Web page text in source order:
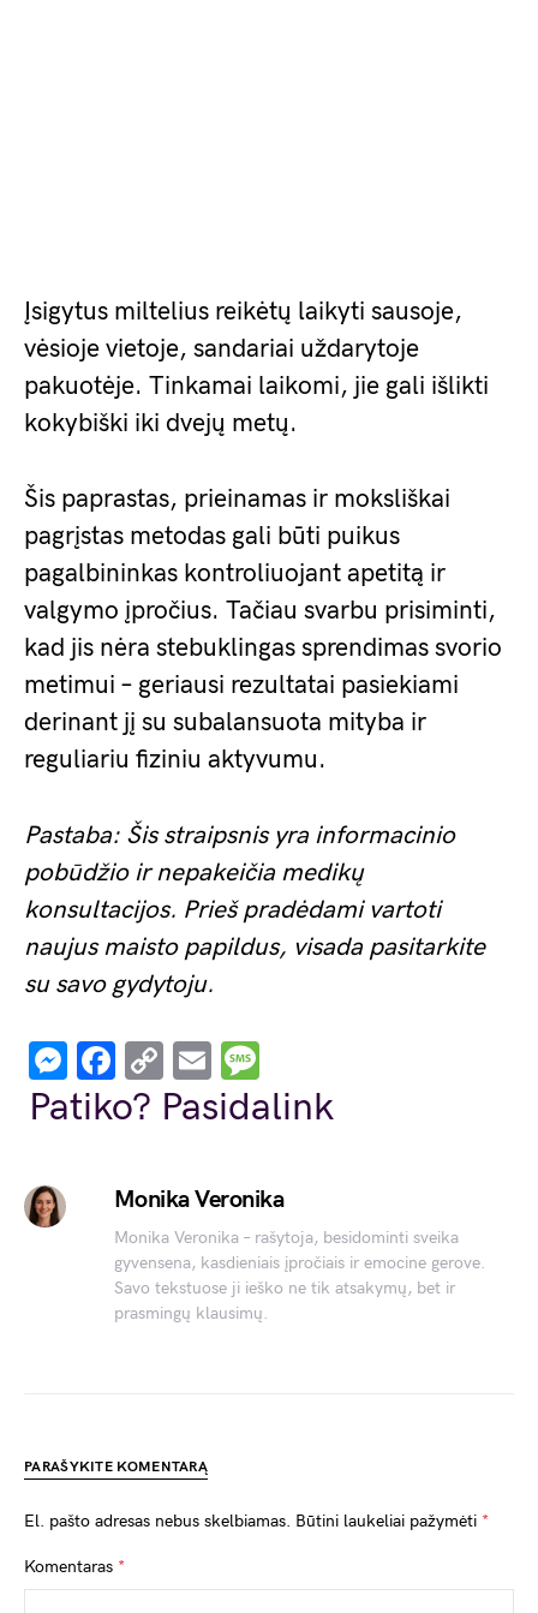
Įsigytus miltelius reikėtų laikyti sausoje,
vėsioje vietoje, sandariai uždarytoje
pakuotėje. Tinkamai laikomi, jie gali išlikti
kokybiški iki dvejų metų.
Šis paprastas, prieinamas ir moksliškai
pagrįstas metodas gali būti puikus
pagalbininkas kontroliuojant apetitą ir
valgymo įpročius. Tačiau svarbu prisiminti,
kad jis nėra stebuklingas sprendimas svorio
metimui – geriausi rezultatai pasiekiami
derinant jį su subalansuota mityba ir
reguliariu fiziniu aktyvumu.
Pastaba: Šis straipsnis yra informacinio
pobūdžio ir nepakeičia medikų
konsultacijos. Prieš pradėdami vartoti
naujus maisto papildus, visada pasitarkite
su savo gydytoju.
Messenger
Facebook
Copy
Link
Email
Patiko? Pasidalink
Monika Veronika
Monika Veronika – rašytoja, besidominti sveika
gyvensena, kasdieniais įpročiais ir emocine gerove.
Savo tekstuose ji ieško ne tik atsakymų, bet ir
prasmingų klausimų.
PARAŠYKITE KOMENTARĄ
El. pašto adresas nebus skelbiamas. Būtini laukeliai pažymėti *
Komentaras *